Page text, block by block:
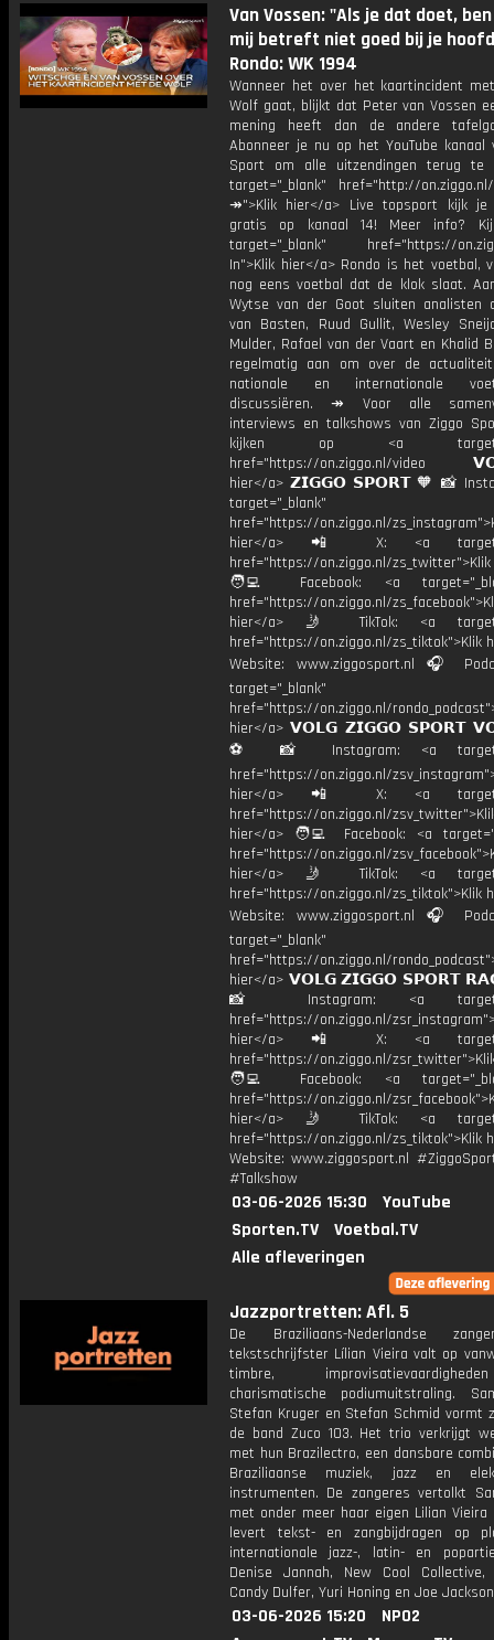
Van Vossen: "Als je dat doet,
mij betreft niet goed bij je
Rondo: WK 1994
Wanneer het over het kaartincident
Wolf gaat, blijkt dat Peter van Vossen
mening heeft dan de andere
Abonneer je nu op het YouTube kanaal
Sport om alle uitzendingen terug te
target="_blank" href="http://
↠">Klik hier</a> Live topsport kijk je
gratis op kanaal 14! Meer info?
target="_blank" href="https://
In">Klik hier</a> Rondo is het voetbal,
nog eens voetbal dat de klok slaat.
Wytse van der Goot sluiten analisten
van Basten, Ruud Gullit, Wesley
Mulder, Rafael van der Vaart en Khalid
regelmatig aan om over de
nationale en internationale
discussiëren. ↠ Voor alle
interviews en talkshows van Ziggo
kijken op <a
href="https://on.ziggo.nl/video
hier</a> 𝗭𝗜𝗚𝗚𝗢 𝗦𝗣𝗢𝗥𝗧 🧡 📸
target="_blank"
href="https://on.ziggo.nl/
hier</a> 📲 X: <a
href="https://on.ziggo.nl/
🧑‍💻 Facebook: <a
href="https://on.ziggo.nl/
hier</a> 🤳 TikTok: <a
href="https://on.ziggo.nl/zs_tiktok">Klik
Website: www.ziggosport.nl 🎧
target="_blank"
href="https://on.ziggo.nl/
hier</a> 𝗩𝗢𝗟𝗚 𝗭𝗜𝗚𝗚𝗢 𝗦𝗣𝗢𝗥𝗧
⚽️ 📸 Instagram: <a
href="https://on.ziggo.nl/
hier</a> 📲 X: <a
href="https://on.ziggo.nl/
hier</a> 🧑‍💻 Facebook: <a
href="https://on.ziggo.nl/
hier</a> 🤳 TikTok: <a
href="https://on.ziggo.nl/zs_tiktok">Klik
Website: www.ziggosport.nl 🎧
target="_blank"
href="https://on.ziggo.nl/
hier</a> 𝗩𝗢𝗟𝗚 𝗭𝗜𝗚𝗚𝗢 𝗦𝗣𝗢𝗥𝗧
📸 Instagram: <a
href="https://on.ziggo.nl/
hier</a> 📲 X: <a
href="https://on.ziggo.nl/
🧑‍💻 Facebook: <a
href="https://on.ziggo.nl/
hier</a> 🤳 TikTok: <a
href="https://on.ziggo.nl/zs_tiktok">Klik
Website: www.ziggosport.nl
#Talkshow
03-06-2026 15:30
YouTube
Sporten.TV
Voetbal.TV
Alle afleveringen
Jazzportretten: Afl. 5
De Braziliaans-Nederlandse
tekstschrijfster Lílian Vieira valt op
timbre,
charismatische podiumuitstraling.
Stefan Kruger en Stefan Schmid vormt
de band Zuco 103. Het trio verkrijgt
met hun Brazilectro, een dansbare
Braziliaanse muziek, jazz en
instrumenten. De zangeres vertolkt
met onder meer haar eigen Lilian Vieira
levert tekst- en zangbijdragen op
internationale jazz-, latin- en
Denise Jannah, New Cool
Candy Dulfer, Yuri Honing en Joe
03-06-2026 15:20
NPO2